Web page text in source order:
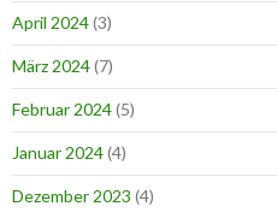
April 2024(3)
März 2024(7)
Februar 2024(5)
Januar 2024(4)
Dezember 2023 (4)